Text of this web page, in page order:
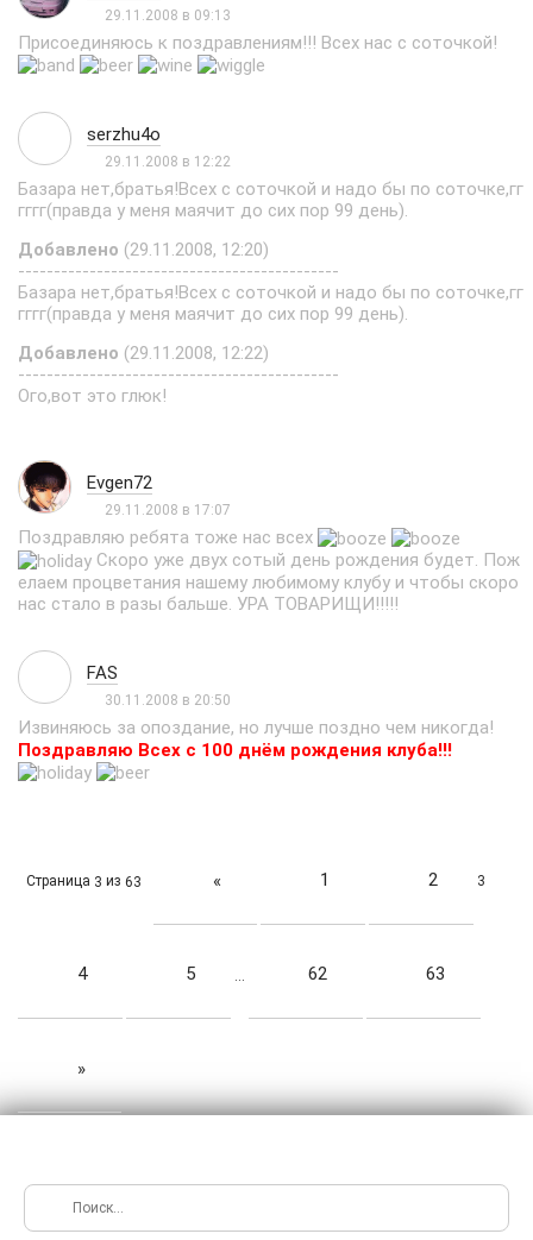
29.11.2008 в 09:13
Присоединяюсь к поздравлениям!!! Всех нас с соточкой!
serzhu4o
29.11.2008 в 12:22
Базара нет,братья!Всех с соточкой и надо бы по соточке,гг
гггг(правда у меня маячит до сих пор 99 день).
Добавлено (29.11.2008, 12:20)
---------------------------------------------
Базара нет,братья!Всех с соточкой и надо бы по соточке,гг
гггг(правда у меня маячит до сих пор 99 день).
Добавлено (29.11.2008, 12:22)
---------------------------------------------
Ого,вот это глюк!
Evgen72
29.11.2008 в 17:07
Поздравляю ребята тоже нас всех
Скоро уже двух сотый день рождения будет. Пож
елаем процветания нашему любимому клубу и чтобы скоро
нас стало в разы бальше. УРА ТОВАРИЩИ!!!!!
FAS
30.11.2008 в 20:50
Извиняюсь за опоздание, но лучше поздно чем никогда!
Поздравляю Всех с 100 днём рождения клуба!!!
Страница 3 из 63 « 1 2 3
4 5 … 62 63
»